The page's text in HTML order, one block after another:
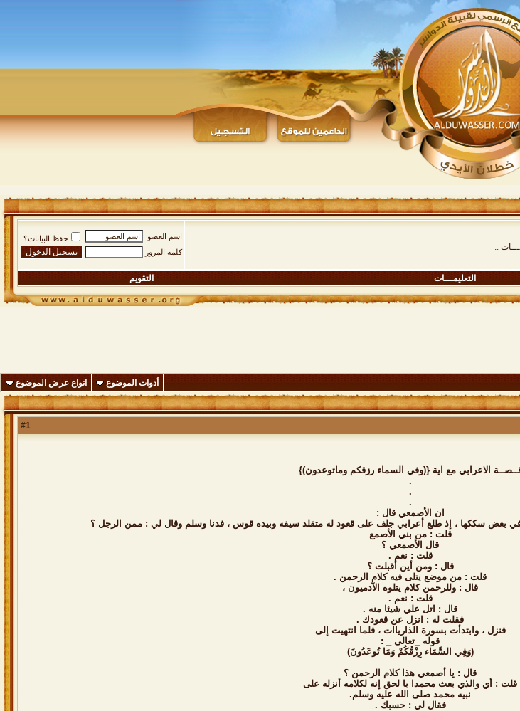
::
اسم العضو
حفظ البيانات؟
كلمة المرور
التعليمـــات التقويم
أدوات الموضوع
انواع عرض الموضوع
1
الاعرابي مع اية {(وفي السماء رزقكم وماتوعدون)}
.
.
.
‎قلت : من بني الأصمع
‎قلت : نعم .
‎قال : ومن أين أقبلت ؟
‎قلت : نعم .
‎فنزل ، وابتدأت بسورة الذارياات ، فلما انتهيت إلى
‎(وَفِي السَّمَاء رِزْقُكُمْ وَمَا تُوعَدُونَ)
‎فقال لي : حسبك .